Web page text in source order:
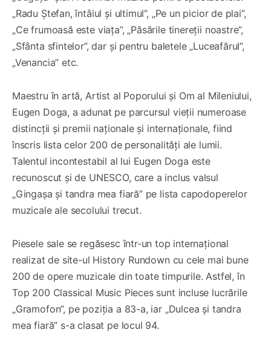
„Radu Ștefan, întâiul și ultimul”, „Pe un picior de plai”,
„Ce frumoasă este viața”, „Păsările tinereții noastre”,
„Sfânta sfintelor”, dar și pentru baletele „Luceafărul”,
„Venancia” etc.
Maestru în artă, Artist al Poporului și Om al Mileniului,
Eugen Doga, a adunat pe parcursul vieții numeroase
distincții și premii naționale și internaționale, fiind
înscris lista celor 200 de personalități ale lumii.
Talentul incontestabil al lui Eugen Doga este
recunoscut și de UNESCO, care a inclus valsul
„Gingașa și tandra mea fiară” pe lista capodoperelor
muzicale ale secolului trecut.
Piesele sale se regăsesc într-un top internațional
realizat de site-ul History Rundown cu cele mai bune
200 de opere muzicale din toate timpurile. Astfel, în
Top 200 Classical Music Pieces sunt incluse lucrările
„Gramofon”, pe poziția a 83-a, iar „Dulcea și tandra
mea fiară” s-a clasat pe locul 94.